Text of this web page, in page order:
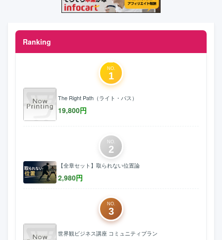
Ranking
NO.
1
The Right Path（ライト・パス）
19,800円
NO.
2
【全章セット】取られない位置論
2,980円
NO.
3
世界観ビジネス講座 コミュニティプラン